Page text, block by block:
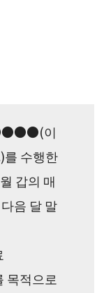
●●●●(이
수행한
갑의 매
음 달 말
적으로